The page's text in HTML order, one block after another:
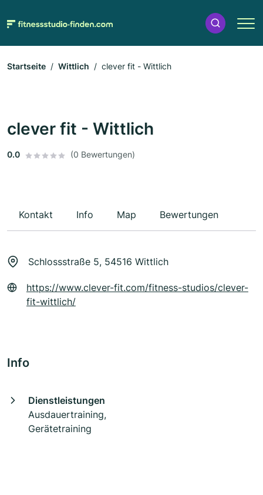
Startseite Wittlich clever fit - Wittlich
clever fit - Wittlich
0.0 (0 Bewertungen)
Kontakt Info Map Bewertungen
Schlossstraße 5, 54516 Wittlich
https://www.clever-fit.com/fitness-studios/clever-
fit-wittlich/
Info
Dienstleistungen
Ausdauertraining,
Gerätetraining